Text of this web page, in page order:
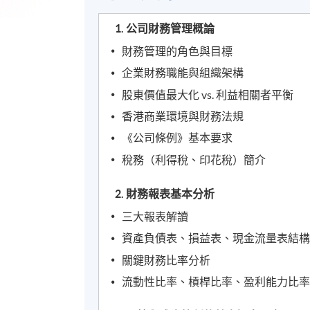
1. 公司財務管理概論
財務管理的角色與目標
企業財務職能與組織架構
股東價值最大化 vs. 利益相關者平衡
香港商業環境與財務法規
《公司條例》基本要求
稅務（利得稅、印花稅）簡介
2. 財務報表基本分析
三大報表解讀
資產負債表、損益表、現金流量表結構
關鍵財務比率分析
流動性比率、槓桿比率、盈利能力比率